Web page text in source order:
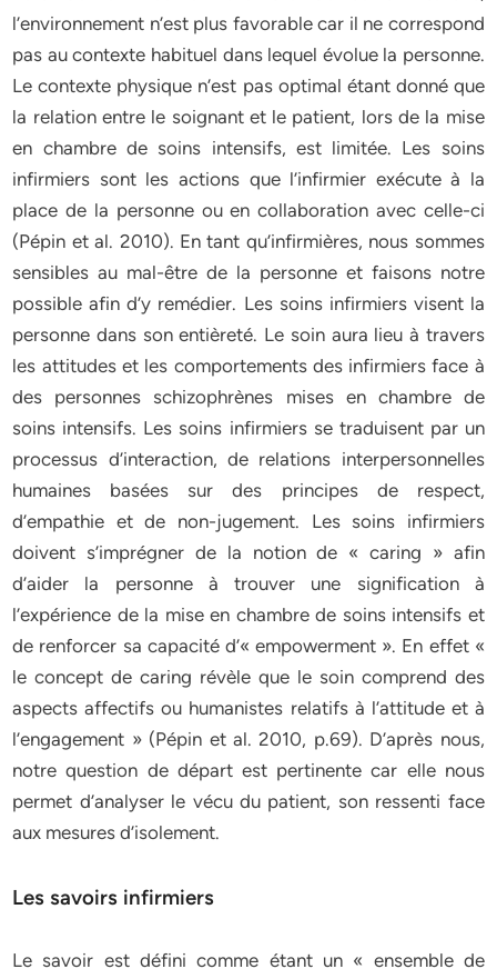
l’environnement n’est plus favorable car il ne correspond
pas au contexte habituel dans lequel évolue la personne.
Le contexte physique n’est pas optimal étant donné que
la relation entre le soignant et le patient, lors de la mise
en chambre de soins intensifs, est limitée. Les soins
infirmiers sont les actions que l’infirmier exécute à la
place de la personne ou en collaboration avec celle-ci
(Pépin et al. 2010). En tant qu’infirmières, nous sommes
sensibles au mal-être de la personne et faisons notre
possible afin d’y remédier. Les soins infirmiers visent la
personne dans son entièreté. Le soin aura lieu à travers
les attitudes et les comportements des infirmiers face à
des personnes schizophrènes mises en chambre de
soins intensifs. Les soins infirmiers se traduisent par un
processus d’interaction, de relations interpersonnelles
humaines basées sur des principes de respect,
d’empathie et de non-jugement. Les soins infirmiers
doivent s’imprégner de la notion de « caring » afin
d’aider la personne à trouver une signification à
l’expérience de la mise en chambre de soins intensifs et
de renforcer sa capacité d’« empowerment ». En effet «
le concept de caring révèle que le soin comprend des
aspects affectifs ou humanistes relatifs à l’attitude et à
l’engagement » (Pépin et al. 2010, p.69). D’après nous,
notre question de départ est pertinente car elle nous
permet d’analyser le vécu du patient, son ressenti face
aux mesures d’isolement.
Les savoirs infirmiers
Le savoir est défini comme étant un « ensemble de